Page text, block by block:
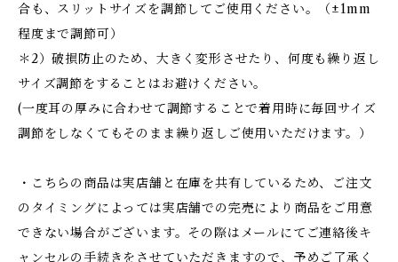
合も、スリットサイズを調節してご使用ください。（±1mm
程度まで調節可）
＊2）破損防止のため、大きく変形させたり、何度も繰り返し
サイズ調節をすることはお避けください。
(一度耳の厚みに合わせて調節することで着用時に毎回サイズ
調節をしなくてもそのまま繰り返しご使用いただけます。）
・こちらの商品は実店舗と在庫を共有しているため、ご注文
のタイミングによっては実店舗での完売により商品をご用意
できない場合がございます。その際はメールにてご連絡後キ
ャンセルの手続きをさせていただきますので、予めご了承く